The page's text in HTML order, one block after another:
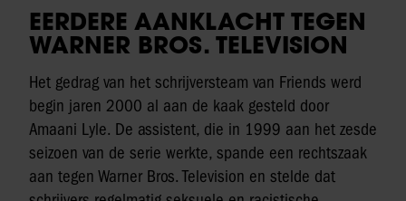
EERDERE AANKLACHT TEGEN
WARNER BROS. TELEVISION
Het gedrag van het schrijversteam van Friends werd
begin jaren 2000 al aan de kaak gesteld door
Amaani Lyle. De assistent, die in 1999 aan het zesde
seizoen van de serie werkte, spande een rechtszaak
aan tegen Warner Bros. Television en stelde dat